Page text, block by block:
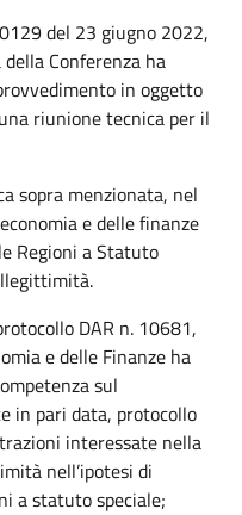
del 23 giugno 2022,
Conferenza ha
in oggetto
riunione tecnica per il
sopra menzionata, nel
e delle finanze
Regioni a Statuto
DAR n. 10681,
e delle Finanze ha
sul
in pari data, protocollo
interessate nella
nell’ipotesi di
a statuto speciale;